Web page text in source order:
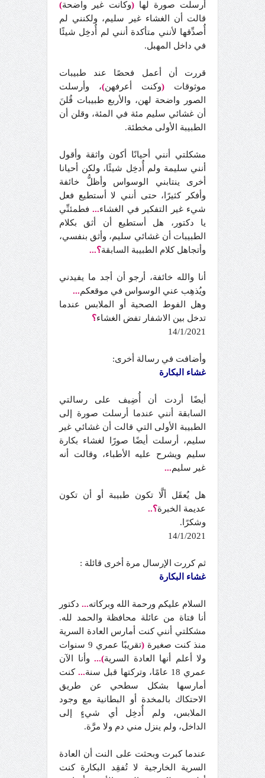
أرسلت صورة لها (وكانت غير واضحة)
قالت أن الغشاء غير سليم، ولكنني لم
أُصدِّقها لأنني متأكدة أنني لم أُدخِل شيئًا
في داخل المهبل.
قررت أن أعمل فحصًا عند طبيبات
موثوقات (وكنت أعرفهن)، وأرسلت
الصور واضحة لهن، والأربع طبيبات قُلنَ
أن غشائي سليم مئة في المئة، وقلن أن
الطبيبة الأولى مخطئة.
مشكلتي أنني أحيانًا أكون واثقة وأقول
أنني سليمة ولم أُدخِل شيئًا، ولكن أحيانا
أخرى ينتابني الوسواس وأظلُّ خائفة
وأفكر كثيرًا، حتى أنني لا أستطيع فعل
شيء غير التفكير في الغشاء... فطمئنِّي
يا دكتور، هل أستطيع أن أثق بكلام
الطبيبات أن غشائي سليم، وأثق بنفسي،
وأتجاهل كلام الطبيبة السابقة؟...
أنا والله خائفة، أرجو أن أجد ما يفيدني
ويُذهِب عني الوسواس في موقعكم...
وهل الفوط الصحية أو الملابس عندما
تدخل بين الاشفار تفض الغشاء؟
14/1/2021
وأضافت في رسالة أخرى:
غشاء البكارة
أيضًا أردت أن أُضِيف على رسالتي
السابقة أنني عندما أرسلت صورة إلى
الطبيبة الأولى التي قالت أن غشائي غير
سليم، أرسلت أيضًا صورًا لغشاء بكارة
سليم ويشرح عليه الأطباء، وقالت أنه
غير سليم...
هل يُعقَل ألَّا تكون طبيبة أو أن تكون
عديمة الخبرة؟..
وشكرًا.
14/1/2021
ثم كررت الإرسال مرة أخرى قائلة :
غشاء البكارة‎
السلام عليكم ورحمة الله وبركاته... دكتور
أنا فتاة من عائلة محافظة والحمد لله.
مشكلتي أنني كنت أمارس العادة السرية
منذ كنت صغيرة (
تقريبًا عمري 9 سنوات
ولا أعلم أنها العادة السرية)... وأنا الآن
عمري 18 عامًا، وتركتها قبل سنة
...كنت
أمارسها بشكل سطحي عن طريق
الاحتكاك بالمخدة أو البطانية مع وجود
الملابس، ولم أُدخِل أي شيءٍ إلى
الداخل، ولم ينزل مني دم ولا مرَّة.
عندما كبرت وبحثت على النت أن العادة
السرية الخارجية لا تُفقِد البكارة كنت